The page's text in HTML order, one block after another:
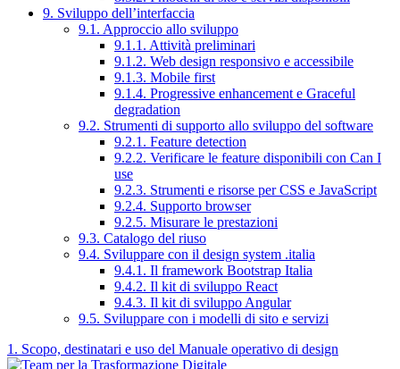
9. Sviluppo dell’interfaccia
9.1. Approccio allo sviluppo
9.1.1. Attività preliminari
9.1.2. Web design responsivo e accessibile
9.1.3. Mobile first
9.1.4. Progressive enhancement e Graceful
degradation
9.2. Strumenti di supporto allo sviluppo del software
9.2.1. Feature detection
9.2.2. Verificare le feature disponibili con Can I
use
9.2.3. Strumenti e risorse per CSS e JavaScript
9.2.4. Supporto browser
9.2.5. Misurare le prestazioni
9.3. Catalogo del riuso
9.4. Sviluppare con il design system .italia
9.4.1. Il framework Bootstrap Italia
9.4.2. Il kit di sviluppo React
9.4.3. Il kit di sviluppo Angular
9.5. Sviluppare con i modelli di sito e servizi
1. Scopo, destinatari e uso del Manuale operativo di design